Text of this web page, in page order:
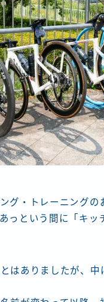
グ・トレーニングの
っという間に「キッ
はありましたが、中